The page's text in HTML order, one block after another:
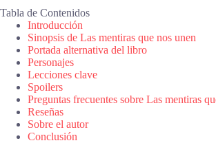
Tabla de Contenidos
Introducción
Sinopsis de Las mentiras que nos unen
Portada alternativa del libro
Personajes
Lecciones clave
Spoilers
Preguntas frecuentes sobre Las mentiras
Reseñas
Sobre el autor
Conclusión